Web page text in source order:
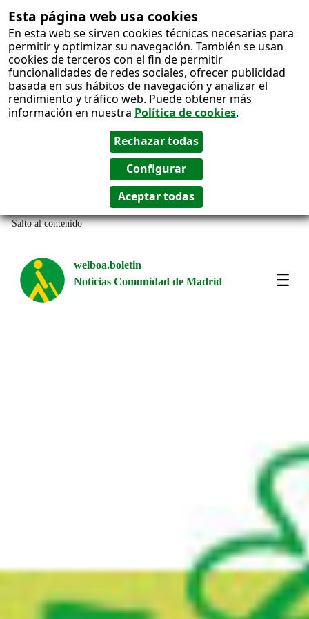
Esta página web usa cookies
En esta web se sirven cookies técnicas necesarias para
permitir y optimizar su navegación. También se usan
cookies de terceros con el fin de permitir
funcionalidades de redes sociales, ofrecer publicidad
basada en sus hábitos de navegación y analizar el
rendimiento y tráfico web. Puede obtener más
información en nuestra Política de cookies.
Salto al contenido
welboa.boletin
Noticias Comunidad de Madrid